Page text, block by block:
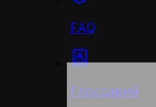
FAQ
Глоссарий